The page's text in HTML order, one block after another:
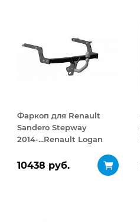
Фаркоп для Renault
Sandero Stepway
2014-...Renault Logan
10438 руб.